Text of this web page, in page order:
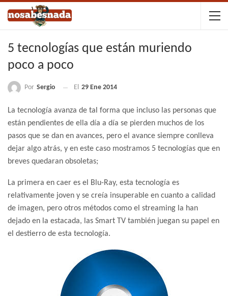
5 tecnologías que están muriendo
poco a poco
Por Sergio El 29 Ene 2014
La tecnología avanza de tal forma que incluso las personas que
están pendientes de ella día a día se pierden muchos de los
pasos que se dan en avances, pero el avance siempre conlleva
dejar algo atrás, y en este caso mostramos 5 tecnologías que en
breves quedaran obsoletas;
La primera en caer es el Blu-Ray, esta tecnología es
relativamente joven y se creía insuperable en cuanto a calidad
de imagen, pero otros métodos como el streaming la han
dejado en la estacada, las Smart TV también juegan su papel en
el destierro de esta tecnología.